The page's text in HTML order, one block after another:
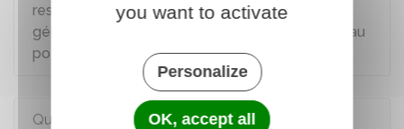
ressource en eau complément au formulaire
général collectivités réseaux de distribution d'eau
potable
Questions ? Réponses !
you want to activate
Personalize
OK, accept all